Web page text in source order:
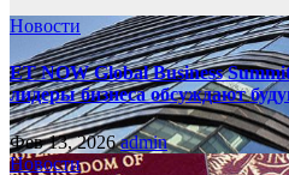
Новости
ET NOW Global Business
лидеры бизнеса обсуждают
Фев 13, 2026admin
Новости